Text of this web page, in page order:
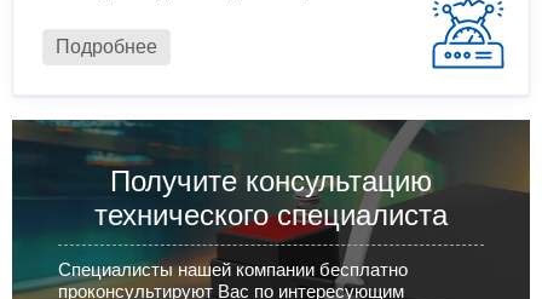
Подробнее
Получите консультацию
технического специалиста
Специалисты нашей компании бесплатно
проконсультируют Вас по интересующим